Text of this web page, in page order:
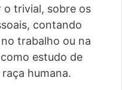
o trivial, sobre os
contando
trabalho ou na
estudo de
humana.